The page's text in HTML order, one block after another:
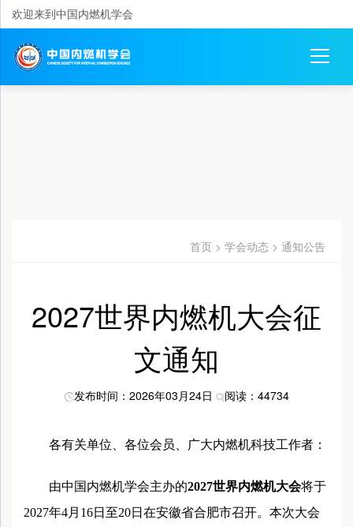
欢迎来到中国内燃机学会
首页 > 学会动态 > 通知公告
2027世界内燃机大会征
文通知
发布时间：2026年03月24日 阅读：44734
各有关单位、各位会员、广大内燃机科技工作者：
由中国内燃机学会主办的2027世界内燃机大会将于
2027年4月16日至20日在安徽省合肥市召开。本次大会